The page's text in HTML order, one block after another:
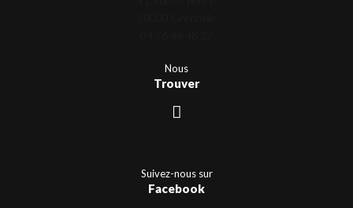
Nous
Trouver
Suivez-nous sur
Facebook